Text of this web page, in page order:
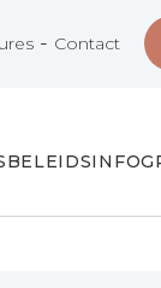
- Contact
BELEIDSINFO